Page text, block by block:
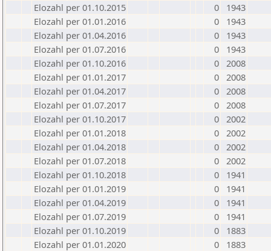
Elozahl per 01.10.2015
0
1943
Elozahl per 01.01.2016
0
1943
Elozahl per 01.04.2016
0
1943
Elozahl per 01.07.2016
0
1943
Elozahl per 01.10.2016
0 2008
Elozahl per 01.01.2017
0 2008
Elozahl per 01.04.2017
0 2008
Elozahl per 01.07.2017
0 2008
Elozahl per 01.10.2017
0 2002
Elozahl per 01.01.2018
0 2002
Elozahl per 01.04.2018
0 2002
Elozahl per 01.07.2018
0 2002
Elozahl per 01.10.2018
0
1941
Elozahl per 01.01.2019
0
1941
Elozahl per 01.04.2019
0
1941
Elozahl per 01.07.2019
0
1941
Elozahl per 01.10.2019
0
1883
Elozahl per 01.01.2020
0
1883